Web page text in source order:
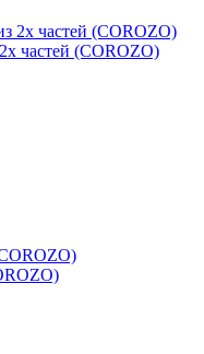
частей (COROZO)